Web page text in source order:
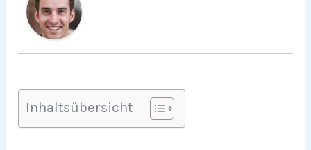
Inhaltsübersicht